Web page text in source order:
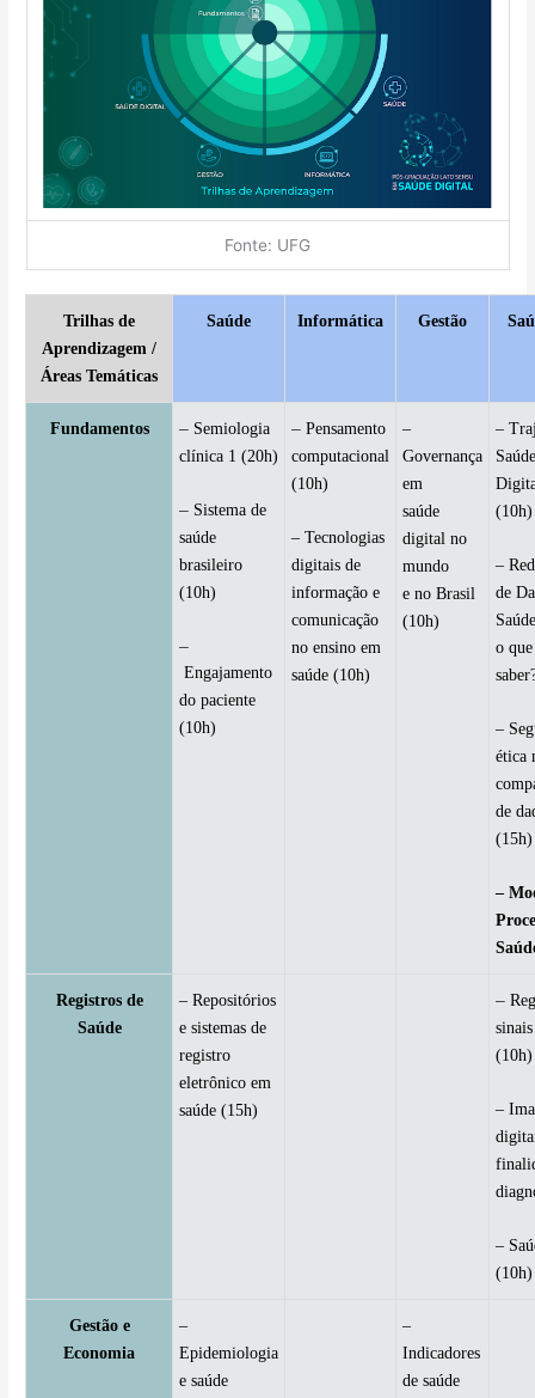
Fonte: UFG
Trilhas de
Aprendizagem /
Áreas Temáticas
Saúde Informática Gestão
Fundamentos – Semiologia
clínica 1 (20h)
– Sistema de
saúde
brasileiro
(10h)
–
Engajamento
do paciente
(10h)
–Pensamento
computacional
(10h)
– Tecnologias
digitais de
informação e
comunicação
no ensino em
saúde (10h)
–
Governança
em
saúde
digital no
mundo
e no Brasil
(10h)
–
(10h)
–
de
o
–
ética
de
(15h)
–
Registros de
Saúde
– Repositórios
e sistemas de
registro
eletrônico em
saúde (15h)
–
(10h)
–
–
(10h)
Gestão e
Economia
–
Epidemiologia
e saúde
–
Indicadores
de saúde